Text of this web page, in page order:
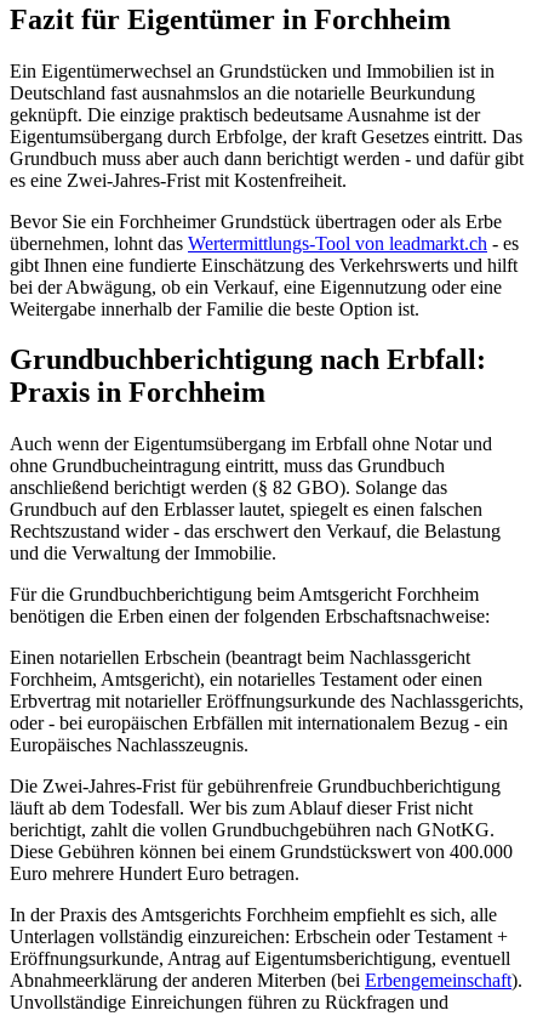
Fazit für Eigentümer in Forchheim
Ein Eigentümerwechsel an Grundstücken und Immobilien ist in
Deutschland fast ausnahmslos an die notarielle Beurkundung
geknüpft. Die einzige praktisch bedeutsame Ausnahme ist der
Eigentumsübergang durch Erbfolge, der kraft Gesetzes eintritt. Das
Grundbuch muss aber auch dann berichtigt werden - und dafür gibt
es eine Zwei-Jahres-Frist mit Kostenfreiheit.
Bevor Sie ein Forchheimer Grundstück übertragen oder als Erbe
übernehmen, lohnt das Wertermittlungs-Tool von leadmarkt.ch - es
gibt Ihnen eine fundierte Einschätzung des Verkehrswerts und hilft
bei der Abwägung, ob ein Verkauf, eine Eigennutzung oder eine
Weitergabe innerhalb der Familie die beste Option ist.
Grundbuchberichtigung nach Erbfall:
Praxis in Forchheim
Auch wenn der Eigentumsübergang im Erbfall ohne Notar und
ohne Grundbucheintragung eintritt, muss das Grundbuch
anschließend berichtigt werden (§ 82 GBO). Solange das
Grundbuch auf den Erblasser lautet, spiegelt es einen falschen
Rechtszustand wider - das erschwert den Verkauf, die Belastung
und die Verwaltung der Immobilie.
Für die Grundbuchberichtigung beim Amtsgericht Forchheim
benötigen die Erben einen der folgenden Erbschaftsnachweise:
Einen notariellen Erbschein (beantragt beim Nachlassgericht
Forchheim, Amtsgericht), ein notarielles Testament oder einen
Erbvertrag mit notarieller Eröffnungsurkunde des Nachlassgerichts,
oder - bei europäischen Erbfällen mit internationalem Bezug - ein
Europäisches Nachlasszeugnis.
Die Zwei-Jahres-Frist für gebührenfreie Grundbuchberichtigung
läuft ab dem Todesfall. Wer bis zum Ablauf dieser Frist nicht
berichtigt, zahlt die vollen Grundbuchgebühren nach GNotKG.
Diese Gebühren können bei einem Grundstückswert von 400.000
Euro mehrere Hundert Euro betragen.
In der Praxis des Amtsgerichts Forchheim empfiehlt es sich, alle
Unterlagen vollständig einzureichen: Erbschein oder Testament +
Eröffnungsurkunde, Antrag auf Eigentumsberichtigung, eventuell
Abnahmeerklärung der anderen Miterben (bei Erbengemeinschaft).
Unvollständige Einreichungen führen zu Rückfragen und